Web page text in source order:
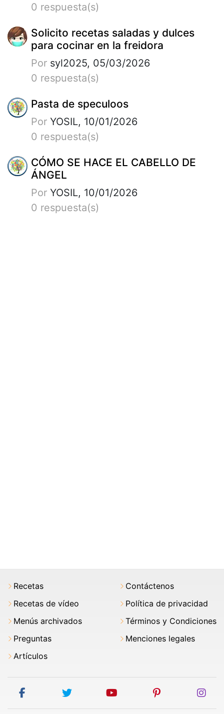
0 respuesta(s)
Solicito recetas saladas y dulces
para cocinar en la freidora
Por syl2025, 05/03/2026
0 respuesta(s)
Pasta de speculoos
Por YOSIL, 10/01/2026
0 respuesta(s)
CÓMO SE HACE EL CABELLO DE
ÁNGEL
Por YOSIL, 10/01/2026
0 respuesta(s)
Recetas
Recetas de vídeo
Menús archivados
Preguntas
Artículos
Contáctenos
Política de privacidad
Términos y Condiciones
Menciones legales
facebook twitter youtube pinterest